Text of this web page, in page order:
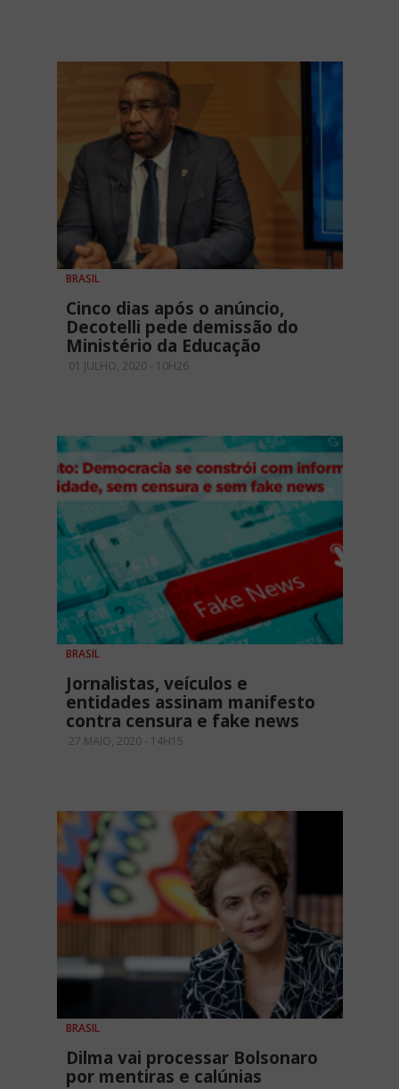
BRASIL
Cinco dias após o anúncio,
Decotelli pede demissão do
Ministério da Educação
01 JULHO, 2020 - 10H26
BRASIL
Jornalistas, veículos e
entidades assinam manifesto
contra censura e fake news
27 MAIO, 2020 - 14H15
BRASIL
Dilma vai processar Bolsonaro
por mentiras e calúnias